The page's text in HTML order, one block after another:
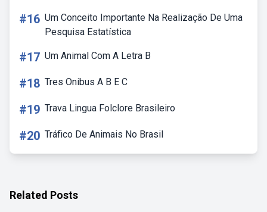
#16 Um Conceito Importante Na Realização De Uma
Pesquisa Estatística
#17 Um Animal Com A Letra B
#18 Tres Onibus A B E C
#19 Trava Lingua Folclore Brasileiro
#20 Tráfico De Animais No Brasil
Related Posts